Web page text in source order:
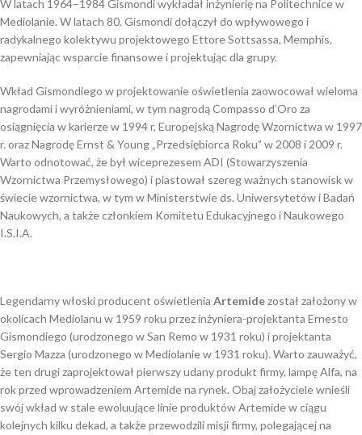
W latach 1964–1984 Gismondi wykładał inżynierię na Politechnice w
Mediolanie. W latach 80. Gismondi dołączył do wpływowego i
radykalnego kolektywu projektowego Ettore Sottsassa, Memphis,
zapewniając wsparcie finansowe i projektując dla grupy.
Wkład Gismondiego w projektowanie oświetlenia zaowocował wieloma
nagrodami i wyróżnieniami, w tym nagrodą Compasso d’Oro za
osiągnięcia w karierze w 1994 r, Europejską Nagrodę Wzornictwa w 1997
r. oraz Nagrodę Ernst & Young „Przedsiębiorca Roku” w 2008 i 2009 r.
Warto odnotować, że był wiceprezesem ADI (Stowarzyszenia
Wzornictwa Przemysłowego) i piastował szereg ważnych stanowisk w
świecie wzornictwa, w tym w Ministerstwie ds. Uniwersytetów i Badań
Naukowych, a także członkiem Komitetu Edukacyjnego i Naukowego
I.S.I.A.
Legendarny włoski producent oświetlenia Artemidezostał założony w
okolicach Mediolanu w 1959 roku przez inżyniera-projektanta Ernesto
Gismondiego (urodzonego w San Remo w 1931 roku) i projektanta
Sergio Mazza (urodzonego w Mediolanie w 1931 roku). Warto zauważyć,
że ten drugi zaprojektował pierwszy udany produkt firmy, lampę Alfa, na
rok przed wprowadzeniem Artemide na rynek. Obaj założyciele wnieśli
swój wkład w stale ewoluujące linie produktów Artemide w ciągu
kolejnych kilku dekad, a także przewodzili misji firmy, polegającej na